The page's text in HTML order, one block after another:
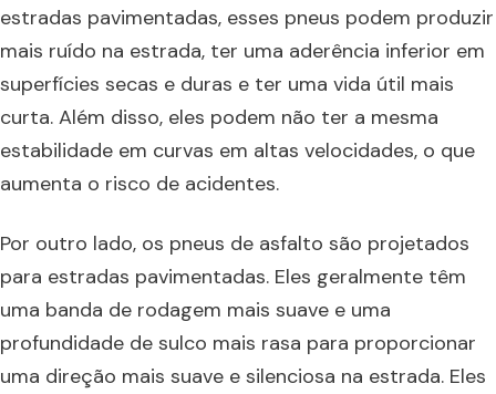
estradas pavimentadas, esses pneus podem produzir
mais ruído na estrada, ter uma aderência inferior em
superfícies secas e duras e ter uma vida útil mais
curta. Além disso, eles podem não ter a mesma
estabilidade em curvas em altas velocidades, o que
aumenta o risco de acidentes.
Por outro lado, os pneus de asfalto são projetados
para estradas pavimentadas. Eles geralmente têm
uma banda de rodagem mais suave e uma
profundidade de sulco mais rasa para proporcionar
uma direção mais suave e silenciosa na estrada. Eles